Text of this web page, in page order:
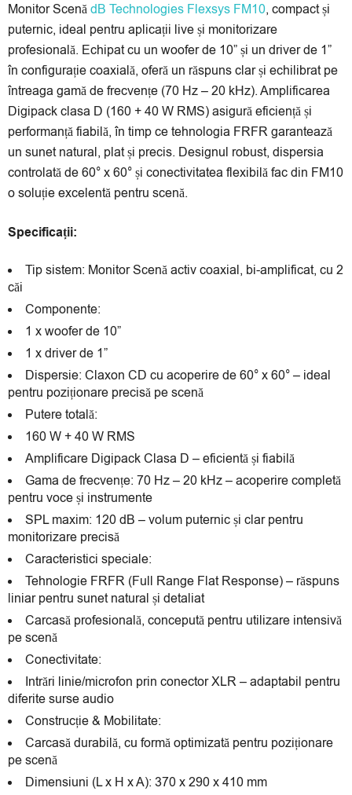
6 luni: 294.83 lei/lună
9 luni:196.56 lei/lună
*Prețul calculat este cu caracter informativ, rata finală va fi afișat la
secțiunea Plata în rate prin Netopia Payments!
Monitor ScenădB Technologies Flexsys FM10, compact și
puternic, ideal pentru aplicații live și monitorizare
profesională. Echipat cu un woofer de 10” și un driver de 1”
în configurație coaxială, oferă un răspuns clar și echilibrat pe
întreaga gamă de frecvențe (70 Hz – 20 kHz). Amplificarea
Digipack clasa D (160 + 40 W RMS) asigură eficiență și
performanță fiabilă, în timp ce tehnologia FRFR garantează
un sunet natural, plat și precis. Designul robust, dispersia
controlată de 60° x 60° și conectivitatea flexibilă fac din FM10
o soluție excelentă pentru scenă.
Specificații:
Tip sistem: Monitor Scenă activ coaxial, bi-amplificat, cu 2
căi
Componente:
1 x woofer de 10”
1 x driver de 1”
Dispersie: Claxon CD cu acoperire de 60° x 60° – ideal
pentru poziționare precisă pe scenă
Putere totală:
160 W + 40 W RMS
Amplificare Digipack Clasa D – eficientă și fiabilă
Gama de frecvențe: 70 Hz – 20 kHz – acoperire completă
pentru voce și instrumente
SPL maxim: 120 dB – volum puternic și clar pentru
monitorizare precisă
Caracteristici speciale:
Tehnologie FRFR (Full Range Flat Response) – răspuns
liniar pentru sunet natural și detaliat
Carcasă profesională, concepută pentru utilizare intensivă
pe scenă
Conectivitate:
Intrări linie/microfon prin conector XLR – adaptabil pentru
diferite surse audio
Construcție & Mobilitate:
Carcasă durabilă, cu formă optimizată pentru poziționare
pe scenă
Dimensiuni (L x H x A): 370 x 290 x 410 mm